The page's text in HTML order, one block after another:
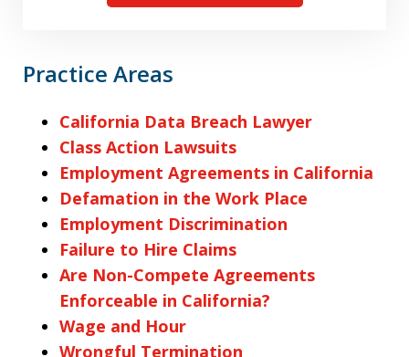
Practice Areas
California Data Breach Lawyer
Class Action Lawsuits
Employment Agreements in California
Defamation in the Work Place
Employment Discrimination
Failure to Hire Claims
Are Non-Compete Agreements
Enforceable in California?
Wage and Hour
Wrongful Termination